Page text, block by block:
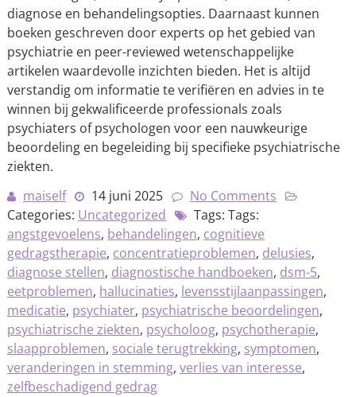
diagnose en behandelingsopties. Daarnaast kunnen
boeken geschreven door experts op het gebied van
psychiatrie en peer-reviewed wetenschappelijke
artikelen waardevolle inzichten bieden. Het is altijd
verstandig om informatie te verifiëren en advies in te
winnen bij gekwalificeerde professionals zoals
psychiaters of psychologen voor een nauwkeurige
beoordeling en begeleiding bij specifieke psychiatrische
ziekten.
maiself
14 juni 2025
No Comments
Categories: Uncategorized
Tags: Tags:
angstgevoelens, behandelingen, cognitieve
gedragstherapie, concentratieproblemen, delusies,
diagnose stellen, diagnostische handboeken, dsm-5,
eetproblemen, hallucinaties, levensstijlaanpassingen,
medicatie, psychiater, psychiatrische beoordelingen,
psychiatrische ziekten, psycholoog, psychotherapie,
slaapproblemen, sociale terugtrekking, symptomen,
veranderingen in stemming, verlies van interesse,
zelfbeschadigend gedrag